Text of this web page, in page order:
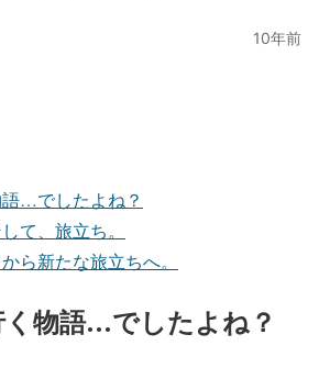
10年前
…でしたよね？
て、旅立ち。
ら新たな旅立ちへ。
物語…でしたよね？